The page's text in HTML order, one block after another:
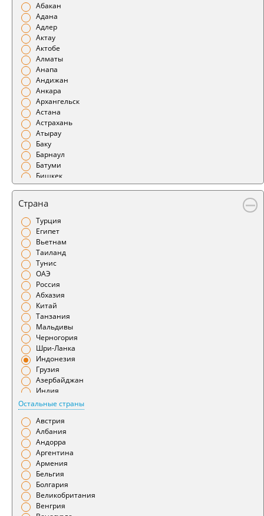
Абакан
Адана
Адлер
Актау
Актобе
Алматы
Анапа
Андижан
Анкара
Архангельск
Астана
Астрахань
Атырау
Баку
Барнаул
Батуми
Бишкек
Благовещенск
Братск
Брест
Бугульма
Бухара
Варшава
Великий Устюг
Витебск
Владивосток
Владикавказ
Владимир
Воронеж
Геленджик
Гомель
Горно-Алтайск
Грозный
Гянджа
Даламан
Душанбе
Иваново
Ижевск
Измир
Иркутск
Йошкар-Ола
Калининград
Калуга
Камчатка
Караганда
Кемерово
Страна
Турция
Египет
Вьетнам
Таиланд
Тунис
ОАЭ
Россия
Абхазия
Китай
Танзания
Мальдивы
Черногория
Шри-Ланка
Индонезия
Грузия
Азербайджан
Индия
Бахрейн
Беларусь
Марокко
Остальные страны
Австрия
Албания
Андорра
Аргентина
Армения
Бельгия
Болгария
Великобритания
Венгрия